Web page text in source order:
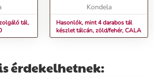
tál,
Kondela
Hasonlók, mint 4 darabos tál
készlet tálcán, zöld/fehér, CALA
érdekelhetnek: